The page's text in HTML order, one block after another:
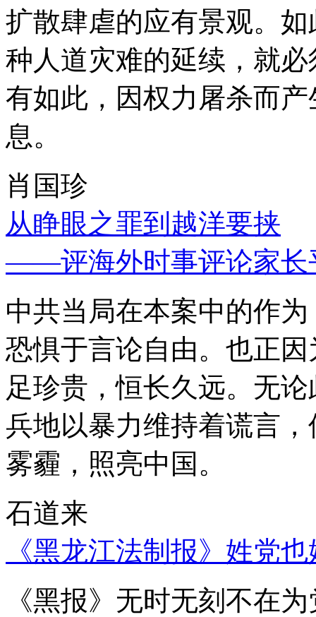
扩散肆虐的应有景观。
种人道灾难的延续，就
有如此，因权力屠杀而
息。
肖国珍
从睁眼之罪到越洋要挟
——评海外时事评论家长
中共当局在本案中的作
恐惧于言论自由。也正
足珍贵，恒长久远。无
兵地以暴力维持着谎言
雾霾，照亮中国。
石道来
《黑龙江法制报》姓党
《黑报》无时无刻不在